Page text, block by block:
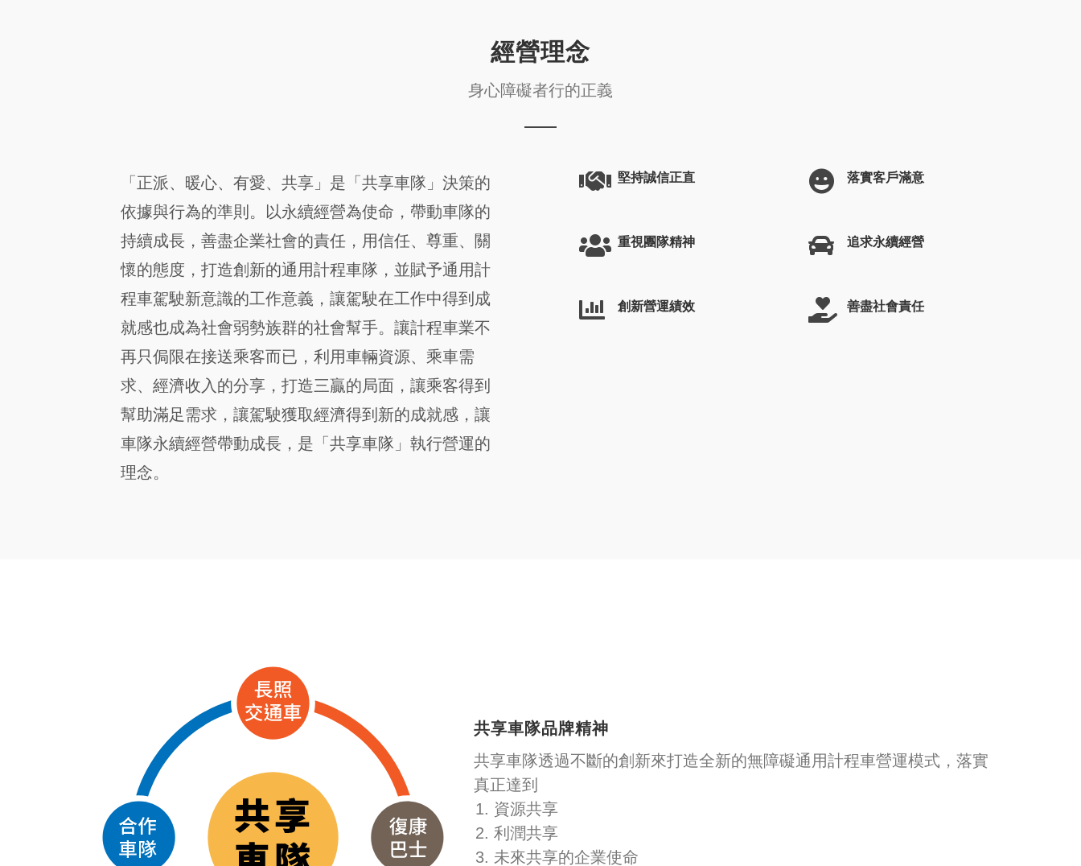
經營理念
身心障礙者行的正義
「正派、暖心、有愛、共享」是「共享車隊」決策的
依據與行為的準則。以永續經營為使命，帶動車隊的
持續成長，善盡企業社會的責任，用信任、尊重、關
懷的態度，打造創新的通用計程車隊，並賦予通用計
程車駕駛新意識的工作意義，讓駕駛在工作中得到成
就感也成為社會弱勢族群的社會幫手。讓計程車業不
再只侷限在接送乘客而已，利用車輛資源、乘車需
求、經濟收入的分享，打造三贏的局面，讓乘客得到
幫助滿足需求，讓駕駛獲取經濟得到新的成就感，讓
車隊永續經營帶動成長，是「共享車隊」執行營運的
理念。
堅持誠信正直
重視團隊精神
創新營運績效
落實客戶滿意
追求永續經營
善盡社會責任
共享車隊品牌精神
共享車隊透過不斷的創新來打造全新的無障礙通用計程車營運模式，落實
真正達到
資源共享
利潤共享
未來共享的企業使命